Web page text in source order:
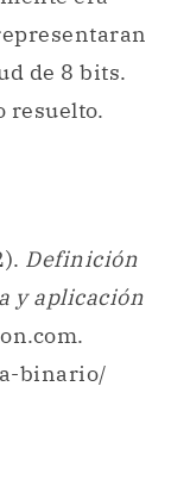
de 8 bits.
resuelto.
Definición
y aplicación
binario/